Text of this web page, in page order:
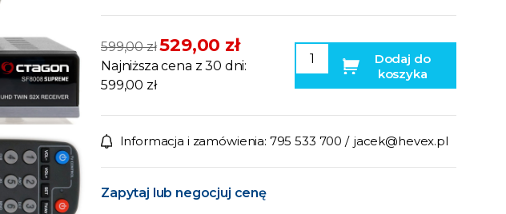
599,00 zł 529,00 zł
Najniższa cena z 30 dni:
599,00 zł
Dodaj do
koszyka
Informacja i zamówienia: 795 533 700 / jacek@hevex.pl
Zapytaj lub negocjuj cenę